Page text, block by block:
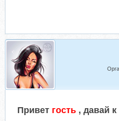
Привет гость , давай